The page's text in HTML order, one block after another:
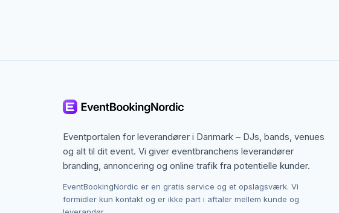
Eventportalen for leverandører i Danmark – DJs, bands, venues
og alt til dit event. Vi giver eventbranchens leverandører
branding, annoncering og online trafik fra potentielle kunder.
EventBookingNordic er en gratis service og et opslagsværk. Vi
formidler kun kontakt og er ikke part i aftaler mellem kunde og